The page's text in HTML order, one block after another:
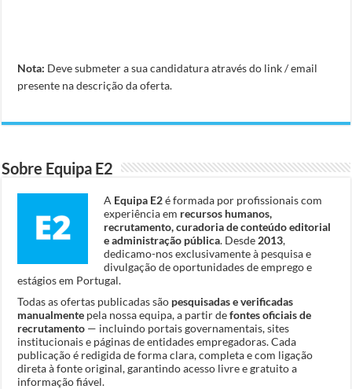
Nota: Deve submeter a sua candidatura através do link / email
presente na descrição da oferta.
Sobre Equipa E2
A Equipa E2é formada por profissionais com
experiência em recursos humanos,
recrutamento, curadoria de conteúdo editorial
e administração pública. Desde 2013,
dedicamo-nos exclusivamente à pesquisa e
divulgação de oportunidades de emprego e
estágios em Portugal.
Todas as ofertas publicadas são pesquisadas e verificadas
manualmente pela nossa equipa, a partir defontes oficiais de
recrutamento — incluindo portais governamentais, sites
institucionais e páginas de entidades empregadoras. Cada
publicação é redigida de forma clara, completa e com ligação
direta à fonte original, garantindo acesso livre e gratuito a
informação fiável.